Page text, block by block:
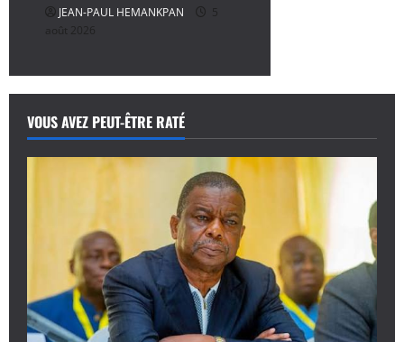
JEAN-PAUL HEMANKPAN
5
août 2026
VOUS AVEZ PEUT-ÊTRE RATÉ